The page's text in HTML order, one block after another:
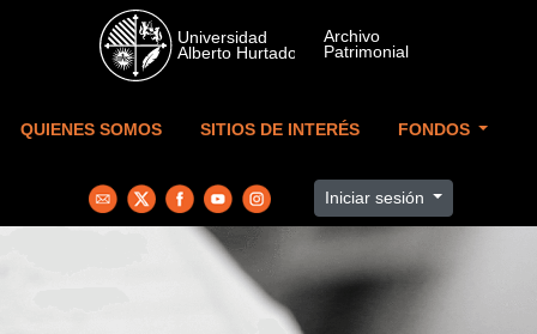
Skip to main content
QUIENES SOMOS SITIOS DE INTERÉS FONDOS
Iniciar sesión